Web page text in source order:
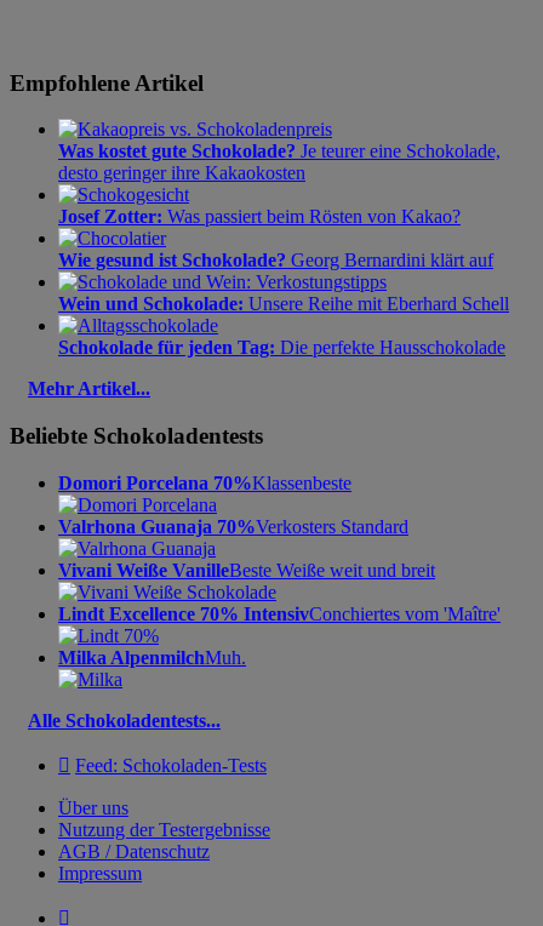
Empfohlene Artikel
Was kostet gute Schokolade? Je teurer eine Schokolade,
desto geringer ihre Kakaokosten
Josef Zotter: Was passiert beim Rösten von Kakao?
Wie gesund ist Schokolade? Georg Bernardini klärt auf
Wein und Schokolade: Unsere Reihe mit Eberhard Schell
Schokolade für jeden Tag: Die perfekte Hausschokolade
Mehr Artikel...
Beliebte Schokoladentests
Domori Porcelana 70%Klassenbeste
Valrhona Guanaja 70%Verkosters Standard
Vivani Weiße VanilleBeste Weiße weit und breit
Lindt Excellence 70% IntensivConchiertes vom 'Maître'
Milka AlpenmilchMuh.
Alle Schokoladentests...
 Feed: Schokoladen-Tests
Über uns
Nutzung der Testergebnisse
AGB / Datenschutz
Impressum
